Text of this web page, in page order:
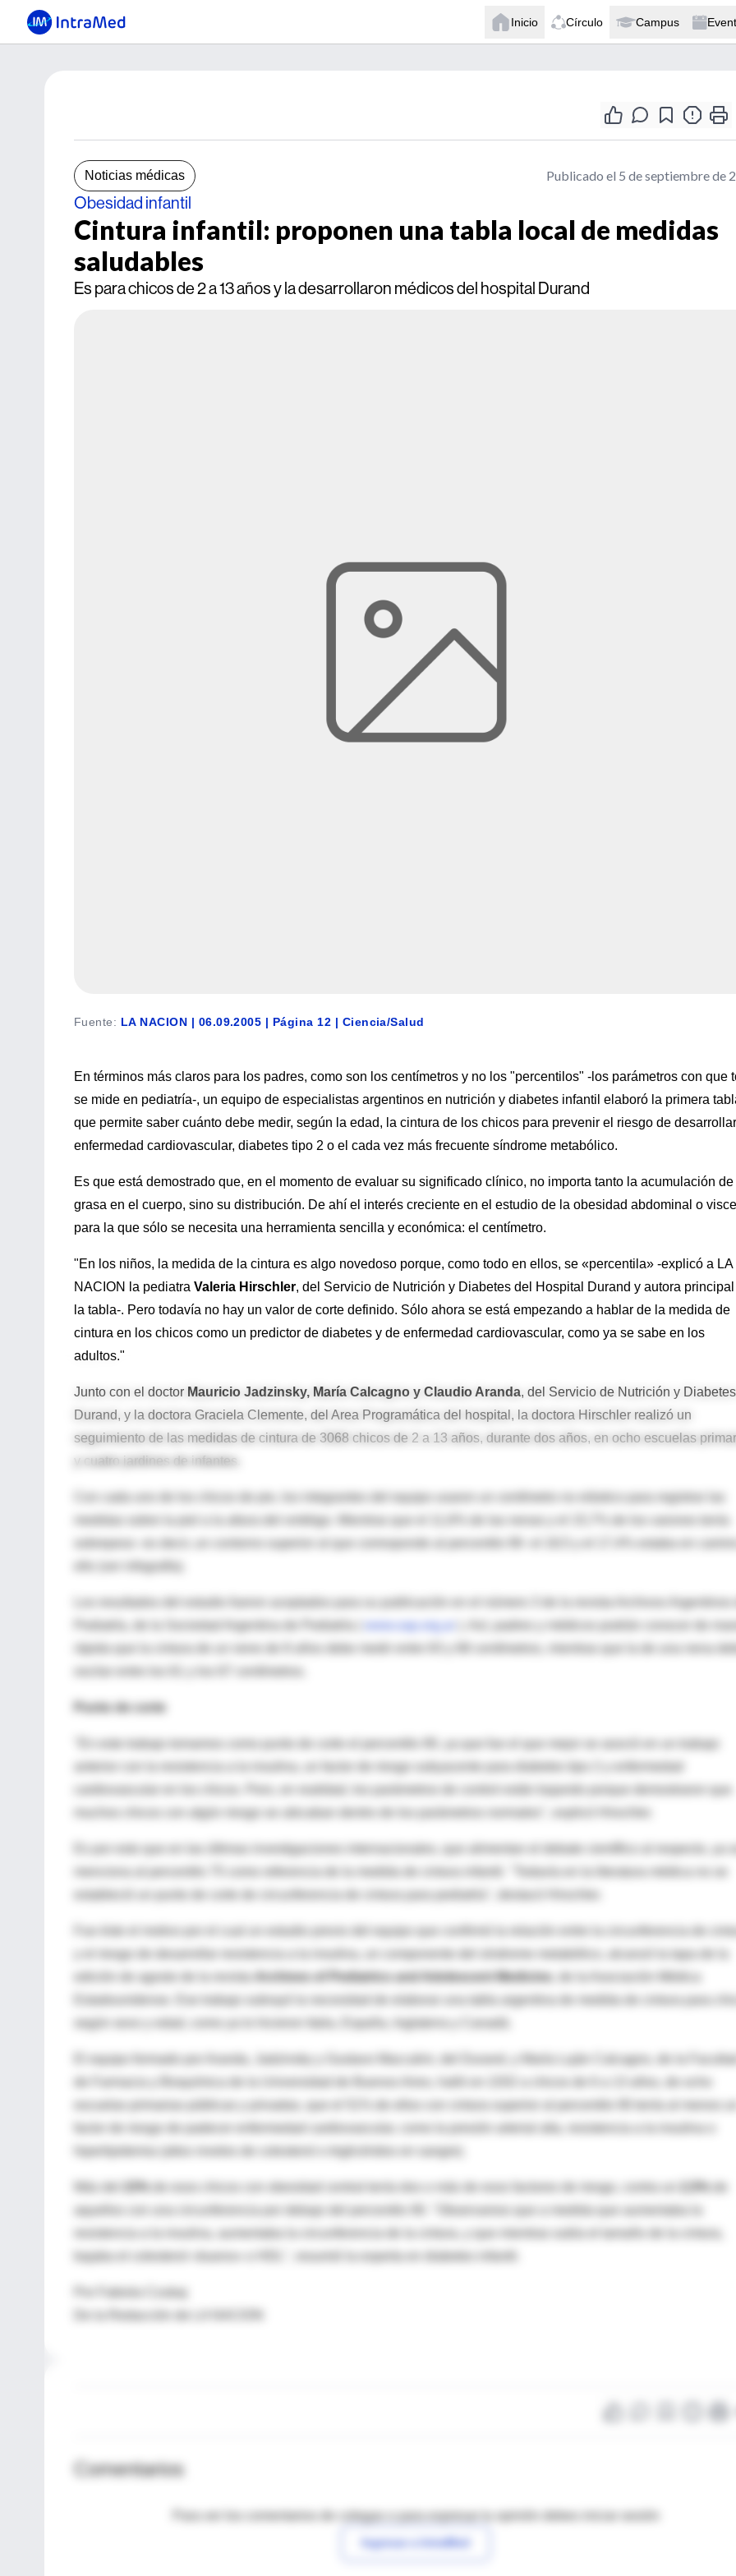
Inicio Círculo Campus
Noticias médicas Publicado el 5 de septiembre de
Obesidad infantil
Cintura infantil: proponen una tabla local de medidas
saludables
Es para chicos de 2 a 13 años y la desarrollaron médicos del hospital Durand
Fuente: LA NACION | 06.09.2005 | Página 12 | Ciencia/Salud
En términos más claros para los padres, como son los centímetros y no los "percentilos" -los parámetros con que
se mide en pediatría-, un equipo de especialistas argentinos en nutrición y diabetes infantil elaboró la primera
que permite saber cuánto debe medir, según la edad, la cintura de los chicos para prevenir el riesgo de desarrollar
enfermedad cardiovascular, diabetes tipo 2 o el cada vez más frecuente síndrome metabólico.
Es que está demostrado que, en el momento de evaluar su significado clínico, no importa tanto la acumulación de
grasa en el cuerpo, sino su distribución. De ahí el interés creciente en el estudio de la obesidad abdominal o
para la que sólo se necesita una herramienta sencilla y económica: el centímetro.
"En los niños, la medida de la cintura es algo novedoso porque, como todo en ellos, se «percentila» -explicó a LA
NACION la pediatra Valeria Hirschler, del Servicio de Nutrición y Diabetes del Hospital Durand y autora
la tabla-. Pero todavía no hay un valor de corte definido. Sólo ahora se está empezando a hablar de la medida de
cintura en los chicos como un predictor de diabetes y de enfermedad cardiovascular, como ya se sabe en los
adultos."
Junto con el doctor Mauricio Jadzinsky, María Calcagno y Claudio Aranda, del Servicio de Nutrición y Diabetes
Durand, y la doctora Graciela Clemente, del Area Programática del hospital, la doctora Hirschler realizó un
seguimiento de las medidas de cintura de 3068 chicos de 2 a 13 años, durante dos años, en ocho escuelas
y cuatro jardines de infantes.
Con cada uno de los chicos de pie, los integrantes del equipo usaron un centímetro no elástico para registrar las
medidas sobre la piel a la altura del ombligo. Mientras que el 11,6% de las nenas y el 15,7% de los varones tenía
sobrepeso -es decir, un contorno superior al que corresponde al percentilo 90- el 18,5 y el 17,4% estaba en
ello (ver infografía).
Los resultados del estudio fueron aceptados para su publicación en el número 3 de la revista Archivos Argentinos
Pediatría, de la Sociedad Argentina de Pediatría (
www.sap.org.ar
Punto de corte
anterior con la resistencia a la insulina, un factor de riesgo subyacente para diabetes tipo 2 y enfermedad
cardiovascular en los chicos. Pero, en realidad, los parámetros de control están bajando porque demostraron que
muchos chicos con algún riesgo se ubicaban dentro de los parámetros normales", explicó Hirschler.
Es por esto que en las últimas investigaciones internacionales, que alimentan el debate científico al respecto, ya se
Fue éste el motivo por el cual un estudio previo del equipo que confirmó la relación entre la circunferencia de
y el riesgo de desarrollar resistencia a la insulina, un componente del síndrome metabólico, alcanzó la tapa de la
edición de agosto de la revista
Archives of Pediatrics and Adolescent Medicine
Estadounidense. Ese trabajo subrayó la necesidad de elaborar una tabla argentina de medida de cintura para
según sexo y edad, como ya lo hicieron Italia, España, Inglaterra y Canadá.
El equipo formado por Aranda, Jadzinsky y Gustavo Maccalini, del Durand, y María Luján Calcagno, de la Facultad
de Farmacia y Bioquímica de la Universidad de Buenos Aires, halló en 2202 a chicos de 6 a 13 años, de ocho
escuelas primarias públicas y privadas, que el 51% de ellos con cintura superior al percentilo 90 tenía al menos un
factor de riesgo de padecer enfermedad cardiovascular, como la presión arterial alta, resistencia a la insulina o
hiperlipidemia (altos niveles de colesterol o triglicéridos en sangre).
de esos chicos con obesidad central tenía dos o más de esos factores de riesgo, contra un
aquellos con una circunferencia por debajo del percentilo 90. "Observamos que a medida que aumentaba la
bajaba el colesterol «bueno» o HDL", resumió la experta en diabetes infantil.
Comentarios
Para ver los comentarios de colegas o para expresar tu opinión debes iniciar sesión
Ingresar a IntraMed